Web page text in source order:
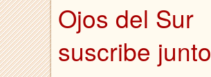
Ojos del Sur
suscribe junto